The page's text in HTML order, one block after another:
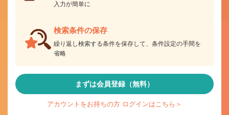
入力が簡単に
検索条件の保存
繰り返し検索する条件を保存して、条件設定の手間を
省略
まずは会員登録（無料）
アカウントをお持ちの方 ログインはこちら＞